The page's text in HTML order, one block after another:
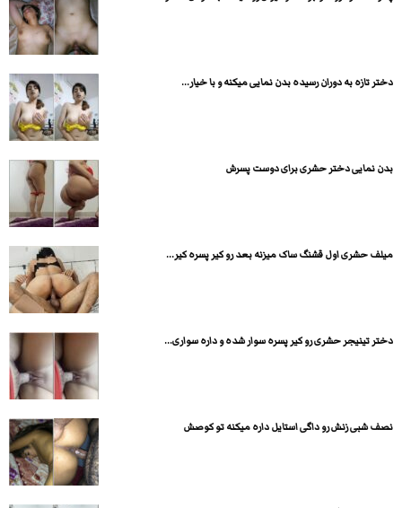
دختر تازه به دوران رسیده بدن نمایی میکنه و با خیار...
بدن نمایی دختر حشری برای دوست پسرش
میلف حشری اول قشنگ ساک میزنه بعد رو کیر پسره کیر...
دختر تینیجر حشری رو کیر پسره سوار شده و داره سواری...
نصف شبی زنش رو داگی استایل داره میکنه تو کوصش